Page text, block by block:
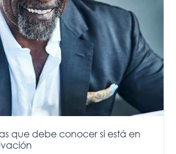
que debe conocer si está en